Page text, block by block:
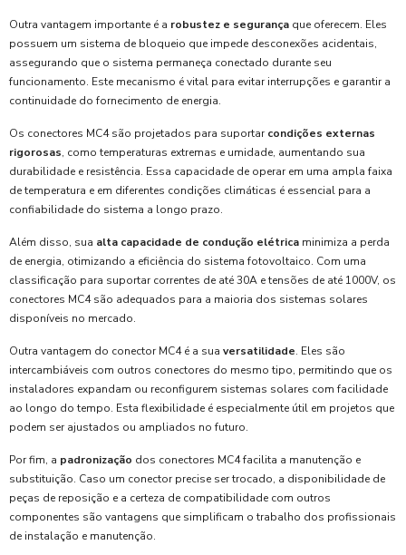
Outra vantagem importante é a robustez e segurança que oferecem. Eles
possuem um sistema de bloqueio que impede desconexões acidentais,
assegurando que o sistema permaneça conectado durante seu
funcionamento. Este mecanismo é vital para evitar interrupções e garantir a
continuidade do fornecimento de energia.
Os conectores MC4 são projetados para suportarcondições externas
rigorosas, como temperaturas extremas e umidade, aumentando sua
durabilidade e resistência. Essa capacidade de operar em uma ampla faixa
de temperatura e em diferentes condições climáticas é essencial para a
confiabilidade do sistema a longo prazo.
Além disso, sua alta capacidade de condução elétrica minimiza a perda
de energia, otimizando a eficiência do sistema fotovoltaico. Com uma
classificação para suportar correntes de até 30A e tensões de até 1000V, os
conectores MC4 são adequados para a maioria dos sistemas solares
disponíveis no mercado.
Outra vantagem do conector MC4 é a sua versatilidade. Eles são
intercambiáveis com outros conectores do mesmo tipo, permitindo que os
instaladores expandam ou reconfigurem sistemas solares com facilidade
ao longo do tempo. Esta flexibilidade é especialmente útil em projetos que
podem ser ajustados ou ampliados no futuro.
Por fim, a padronização dos conectores MC4 facilita a manutenção e
substituição. Caso um conector precise ser trocado, a disponibilidade de
peças de reposição e a certeza de compatibilidade com outros
componentes são vantagens que simplificam o trabalho dos profissionais
de instalação e manutenção.